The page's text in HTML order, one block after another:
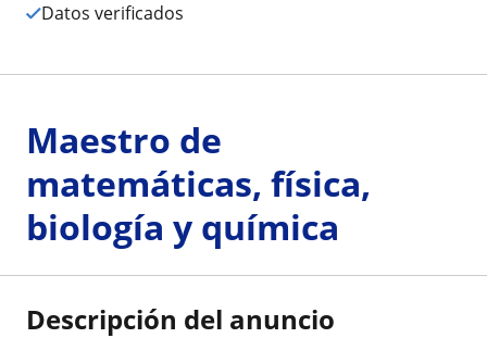
Datos verificados
Maestro de
matemáticas, física,
biología y química
Descripción del anuncio